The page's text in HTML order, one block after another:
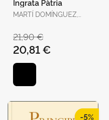
Ingrata Pàtria
MARTÍ DOMÍNGUEZ,
21,90 €
20,81 €
-5%